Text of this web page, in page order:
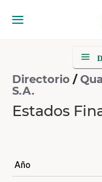
Directorio /
S.A.
Estados